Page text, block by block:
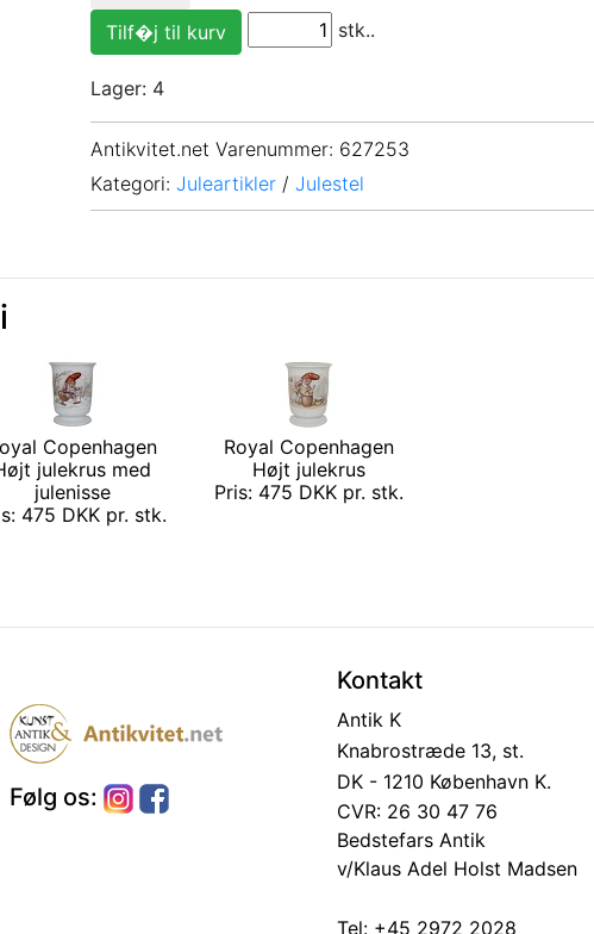
stk..
Lager: 4
Antikvitet.net Varenummer: 627253
Kategori: Juleartikler / Julestel
Copenhagen
julekrus med
julenisse
475 DKK pr. stk.
Royal Copenhagen
Højt julekrus
Pris: 475 DKK pr. stk.
Følg os:
Kontakt
Antik K
Knabrostræde 13, st.
DK - 1210 København K.
CVR: 26 30 47 76
Bedstefars Antik
v/Klaus Adel Holst Madsen
Tel: +45 2972 2028